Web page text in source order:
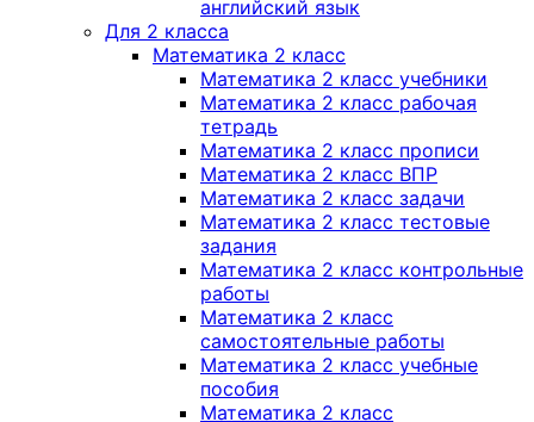
английский язык
Для 2 класса
Математика 2 класс
Математика 2 класс учебники
Математика 2 класс рабочая
тетрадь
Математика 2 класс прописи
Математика 2 класс ВПР
Математика 2 класс задачи
Математика 2 класс тестовые
задания
Математика 2 класс контрольные
работы
Математика 2 класс
самостоятельные работы
Математика 2 класс учебные
пособия
Математика 2 класс